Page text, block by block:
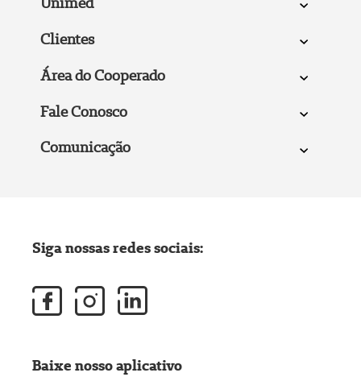
Clientes
Área do Cooperado
Fale Conosco
Comunicação
Siga nossas redes sociais:
Baixe nosso aplicativo